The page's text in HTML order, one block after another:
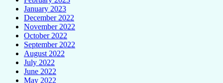
January 2023
December 2022
November 2022
October 2022
September 2022
August 2022
July 2022
June 2022
May 2022